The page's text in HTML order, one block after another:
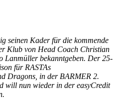
seinen Kader für die kommende
Klub von Head Coach Christian
Lanmüller bekanntgeben. Der 25-
für RASTAs
Dragons, in der BARMER 2.
will nun wieder in der easyCredit